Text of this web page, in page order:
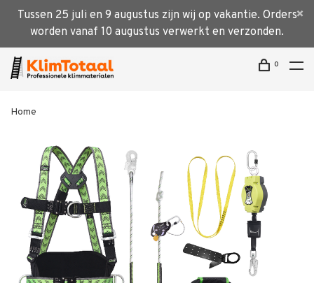
Tussen 25 juli en 9 augustus zijn wij op vakantie. Orders
worden vanaf 10 augustus verwerkt en verzonden.
0
Home